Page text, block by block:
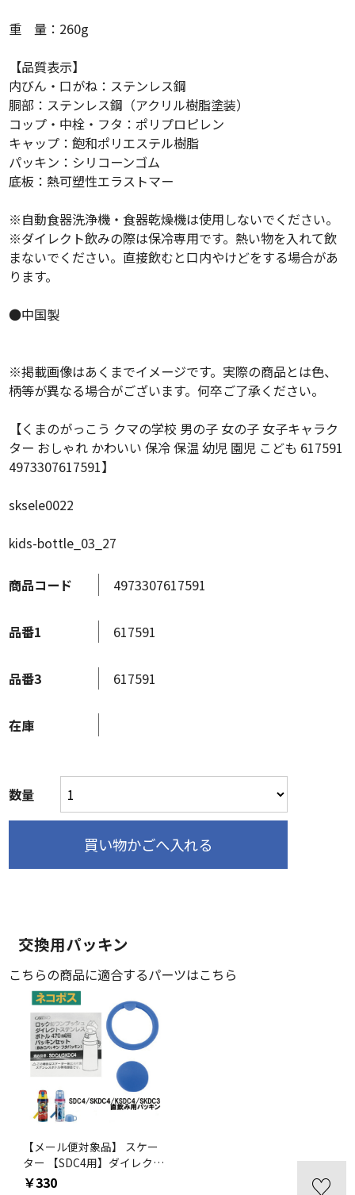
商品コード 4973307617591
品番1 617591
品番3 617591
在庫
数量
交換用パッキン
こちらの商品に適合するパーツはこちら
【メール便対象品】 スケー
ター 【SDC4用】ダイレクト
用パッキンセット【ステン
￥330
重 量：260g
【品質表示】
内びん・口がね：ステンレス鋼
胴部：ステンレス鋼（アクリル樹脂塗装）
コップ・中栓・フタ：ポリプロピレン
キャップ：飽和ポリエステル樹脂
パッキン：シリコーンゴム
底板：熱可塑性エラストマー
※自動食器洗浄機・食器乾燥機は使用しないでください。
※ダイレクト飲みの際は保冷専用です。熱い物を入れて飲
まないでください。直接飲むと口内やけどをする場合があ
ります。
●中国製
※掲載画像はあくまでイメージです。実際の商品とは色、
柄等が異なる場合がございます。何卒ご了承ください。
【くまのがっこう クマの学校 男の子 女の子 女子キャラク
ター おしゃれ かわいい 保冷 保温 幼児 園児 こども 617591
4973307617591】
sksele0022
kids-bottle_03_27